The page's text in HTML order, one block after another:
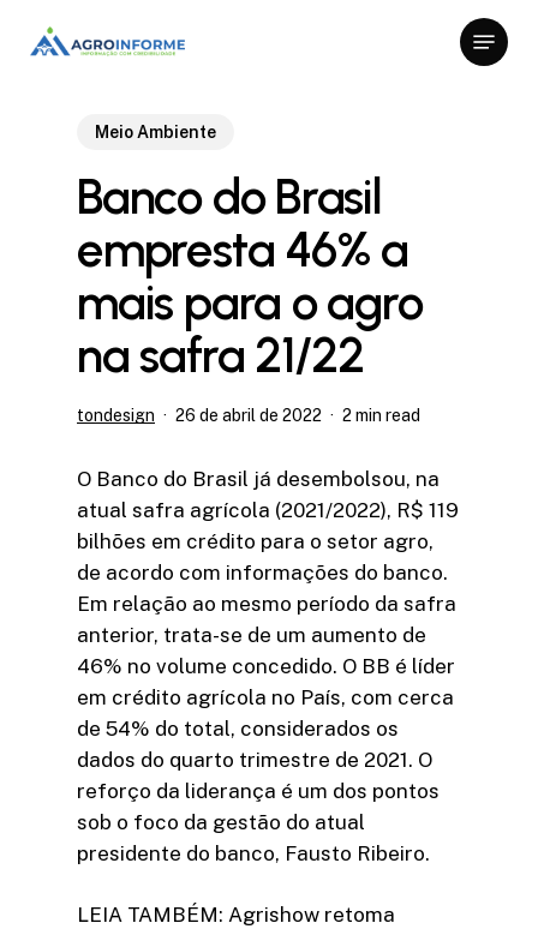
Menu
Meio Ambiente
Banco do Brasil
empresta 46% a
mais para o agro
na safra 21/22
tondesign 26 de abril de 2022 2 min read
O Banco do Brasil já desembolsou, na
atual safra agrícola (2021/2022), R$ 119
bilhões em crédito para o setor agro,
de acordo com informações do banco.
Em relação ao mesmo período da safra
anterior, trata-se de um aumento de
46% no volume concedido. O BB é líder
em crédito agrícola no País, com cerca
de 54% do total, considerados os
dados do quarto trimestre de 2021. O
reforço da liderança é um dos pontos
sob o foco da gestão do atual
presidente do banco, Fausto Ribeiro.
LEIA TAMBÉM: Agrishow retoma